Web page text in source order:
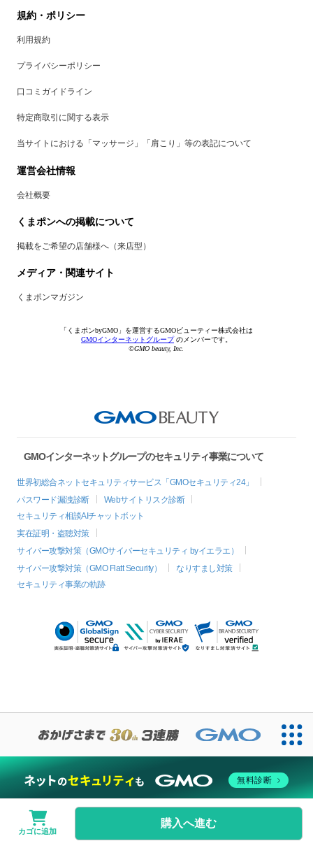
カゴに追加
購入へ進む
規約・ポリシー
利用規約
プライバシーポリシー
口コミガイドライン
特定商取引に関する表示
当サイトにおける「マッサージ」「肩こり」等の表記について
運営会社情報
会社概要
くまポンへの掲載について
掲載をご希望の店舗様へ（来店型）
メディア・関連サイト
くまポンマガジン
「くまポンbyGMO」を運営するGMOビューティー株式会社は
GMOインターネットグループのメンバーです。
©GMO beauty, Inc.
GMOインターネットグループのセキュリティ事業について
世界初総合ネットセキュリティサービス「GMOセキュリティ24」
パスワード漏洩診断
Webサイトリスク診断
セキュリティ相談AIチャットボット
実在証明・盗聴対策
サイバー攻撃対策（GMOサイバーセキュリティ byイエラエ）
サイバー攻撃対策（GMO Flatt Security）
なりすまし対策
セキュリティ事業の軌跡
無料診断